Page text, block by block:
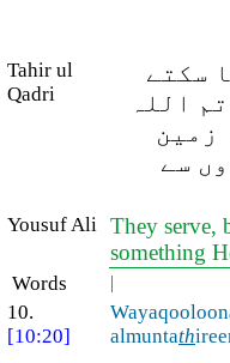
Tahir ul
Qadri
سکتے
اللہ
زمین
سے
Yousuf Ali They serve,
something
Words |
10.
[10:20]
almuntath